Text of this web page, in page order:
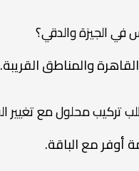
والمناطق القريبة.
أوفر مع الباقة.